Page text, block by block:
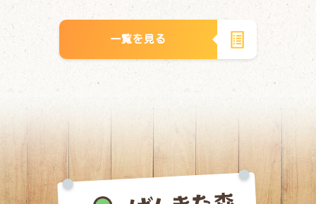
一覧を見る